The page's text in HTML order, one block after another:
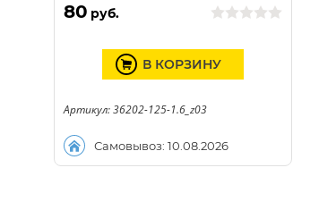
80 руб.
Самовывоз: 10.08.2026
В КОРЗИНУ
Артикул: 36202-125-1.6_z03